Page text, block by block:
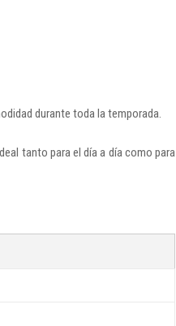
durante toda la temporada.
tanto para el día a día como para